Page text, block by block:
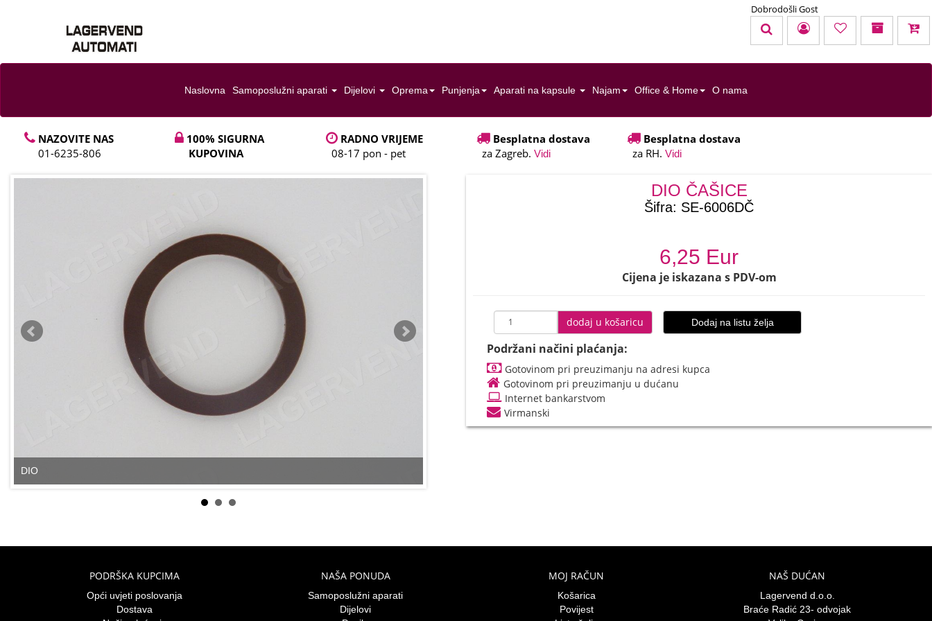
KOŠARICA
Dobrodošli Gost
Naslovna Samoposlužni aparati Dijelovi Oprema Punjenja Aparati na kapsule Najam Office & Home O nama
NAZOVITE NAS
01-6235-806
100% SIGURNA
KUPOVINA
RADNO VRIJEME
08-17 pon - pet
Besplatna dostava
za Zagreb. Vidi
Besplatna dostava
za RH.Vidi
DIO
DIO ČAŠICE
Šifra: SE-6006DČ
6,25 Eur
Cijena je iskazana s PDV-om
dodaj u košaricu Dodaj na listu želja
Podržani načini plaćanja:
Gotovinom pri preuzimanju na adresi kupca
Gotovinom pri preuzimanju u dućanu
Internet bankarstvom
Virmanski
PODRŠKA KUPCIMA
Opći uvjeti poslovanja
Dostava
NAŠA PONUDA
Samoposlužni aparati
Dijelovi
MOJ RAČUN
Košarica
Povijest
NAŠ DUĆAN
Lagervend d.o.o.
Braće Radić 23- odvojak